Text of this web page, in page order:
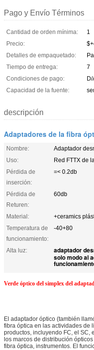
Pago y Envío Términos
Cantidad de orden mínima:
1
Precio:
Detalles de empaquetado:
Tiempo de entrega:
7
Condiciones de pago:
D/
Capacidad de la fuente:
descripción
Adaptadores de la fibra
Nombre:
Adaptador
Uso:
Red FTTX de
Pérdida de
inserción:
=< 0.2db
Pérdida de
Returen:
60db
Material:
+ceramics
Temperatura de
funcionamiento:
-40+80
Alta luz: adaptador
solo modo al
Verde óptico del simplex del
El adaptador óptico (también
fibra óptica en las actividades de
productos, incluyendo FC, el SC,
los marcos de distribución
fibra óptica, instrumentos. El